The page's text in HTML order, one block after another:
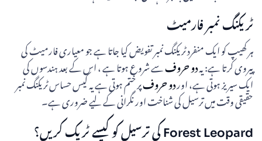
ٹریکنگ نمبر فارمیٹ
ہر کھیپ کو ایک منفرد ٹریکنگ نمبر تفویض کیا جاتا ہے جو معیاری فارمیٹ کی
پیروی کرتا ہے: یہدو حروفسے شروع ہوتا ہے ، اس کے بعد ہندسوں کی
ایک سیریز ہوتی ہے، اوردو حروفپر ختم ہوتی ہے یہ کیس حساس ٹریکنگ نمبر
حقیقی وقت میں ترسیل کی شناخت اور نگرانی کے لیے ضروری ہے۔
Forest Leopard کی ترسیل کو کیسے ٹریک کریں؟